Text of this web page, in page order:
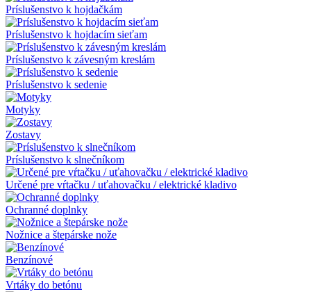
Príslušenstvo k hojdačkám
Príslušenstvo k hojdacím sieťam
Príslušenstvo k závesným kreslám
Príslušenstvo k sedenie
Motyky
Zostavy
Príslušenstvo k slnečníkom
Určené pre vŕtačku / uťahovačku / elektrické kladivo
Ochranné doplnky
Nožnice a štepárske nože
Benzínové
Vrtáky do betónu